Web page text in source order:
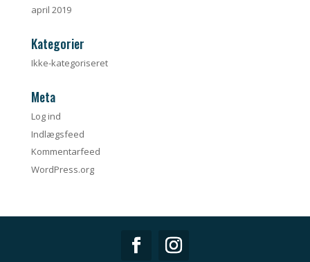
april 2019
Kategorier
Ikke-kategoriseret
Meta
Log ind
Indlægsfeed
Kommentarfeed
WordPress.org